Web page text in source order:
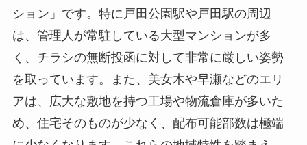
ション」です。特に戸田公園駅や戸田駅の周辺
は、管理人が常駐している大型マンションが多
く、チラシの無断投函に対して非常に厳しい姿勢
を取っています。また、美女木や早瀬などのエリ
アは、広大な敷地を持つ工場や物流倉庫が多いた
め、住宅そのものが少なく、配布可能部数は極端